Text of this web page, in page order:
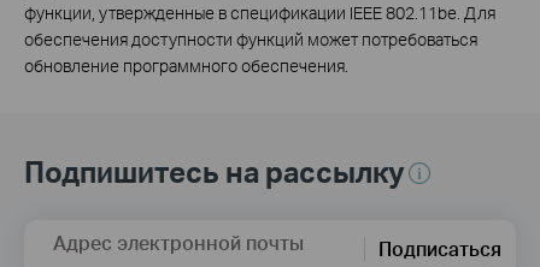
функции, утвержденные в спецификации IEEE 802.11be. Для
обеспечения доступности функций может потребоваться
обновление программного обеспечения.
Подпишитесь на рассылку
Адрес электронной почты Подписаться